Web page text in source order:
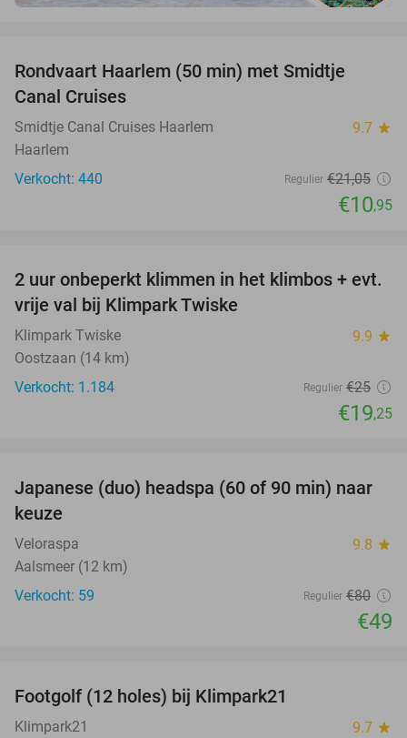
Rondvaart Haarlem (50 min) met Smidtje
Canal Cruises
Smidtje Canal Cruises Haarlem 9.7 star
Haarlem
Verkocht: 440
Regulier €21,05
€10,95
23%
2 uur onbeperkt klimmen in het klimbos + evt.
vrije val bij Klimpark Twiske
Klimpark Twiske 9.9 star
Oostzaan (14 km)
Verkocht: 1.184
Regulier €25
€19,25
39%
Japanese (duo) headspa (60 of 90 min) naar
keuze
Veloraspa 9.8 star
Aalsmeer (12 km)
Verkocht: 59
Regulier €80
€49
Footgolf (12 holes) bij Klimpark21
Klimpark21 9.7 star